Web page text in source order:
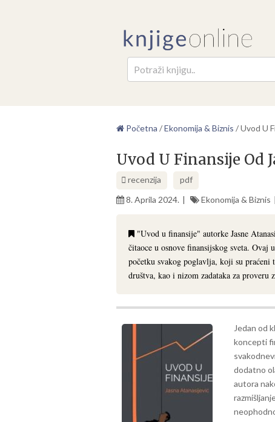
Početna /Ekonomija & Biznis /Uvod U
Uvod U Finansije Od
recenzija
pdf
8. Aprila 2024.
Ekonomija & Biznis
"Uvod u finansije" autorke Jasne
čitaoce u osnove finansijskog sveta. Ovaj
početku svakog poglavlja, koji su
društva, kao i nizom zadataka za proveru
Jedan od
koncepti
dodatno
autora